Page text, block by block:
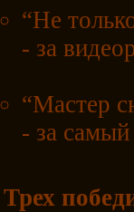
“Не
- за
“Мастер
- за
Трех